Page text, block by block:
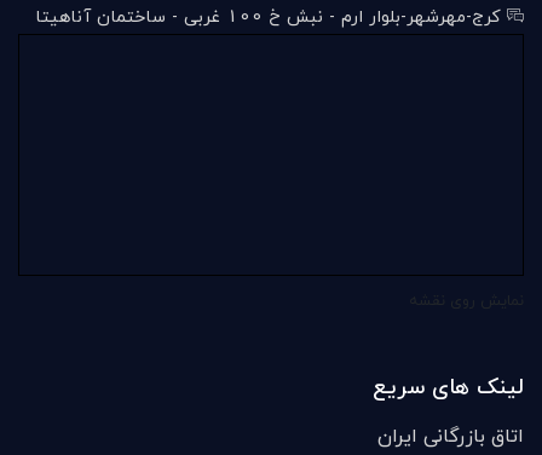
کرج-مهرشهر-بلوار ارم - نبش خ 100 غربی - ساختمان آناهیتا
لینک های سریع
اتاق بازرگانی ایران